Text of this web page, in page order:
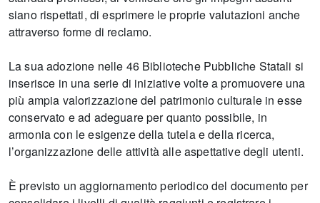
siano rispettati, di esprimere le proprie valutazioni anche
attraverso forme di reclamo.
La sua adozione nelle 46 Biblioteche Pubbliche Statali si
inserisce in una serie di iniziative volte a promuovere una
più ampia valorizzazione del patrimonio culturale in esse
conservato e ad adeguare per quanto possibile, in
armonia con le esigenze della tutela e della ricerca,
l’organizzazione delle attività alle aspettative degli utenti.
È previsto un aggiornamento periodico del documento per